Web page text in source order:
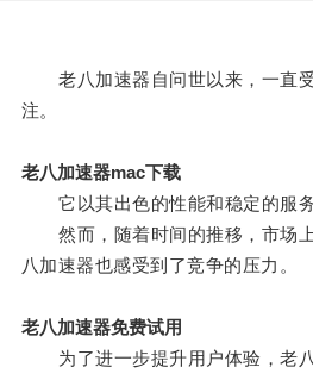
老八加速器自问世以来，一直受
注。
老八加速器mac下载
它以其出色的性能和稳定的服务
然而，随着时间的推移，市场
八加速器也感受到了竞争的压力。
老八加速器免费试用
为了进一步提升用户体验，老八